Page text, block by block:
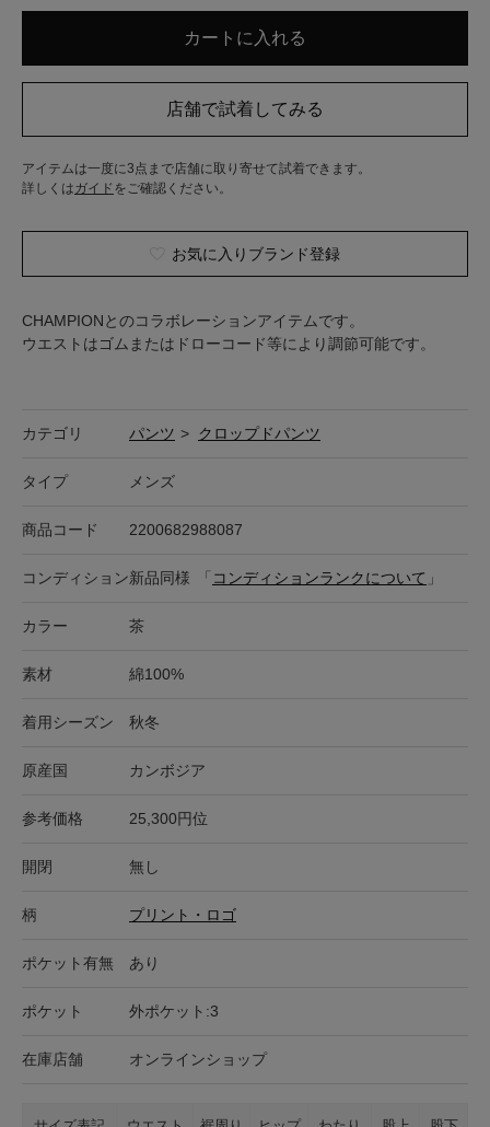
アイテムは一度に3点まで店舗に取り寄せて試着できます。
詳しくはガイド をご確認ください。
お気に入りブランド登録
CHAMPIONとのコラボレーションアイテムです。
ウエストはゴムまたはドローコード等により調節可能です。
カテゴリ パンツ > クロップドパンツ
タイプ メンズ
商品コード 2200682988087
コンディション新品同様 「 コンディションランクについて 」
カラー 茶
素材 綿100%
着用シーズン 秋冬
原産国 カンボジア
参考価格 25,300円位
開閉 無し
柄 プリント・ロゴ
ポケット有無 あり
ポケット 外ポケット:3
在庫店舗 オンラインショップ